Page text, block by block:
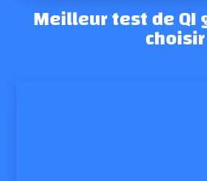
Meilleur test de